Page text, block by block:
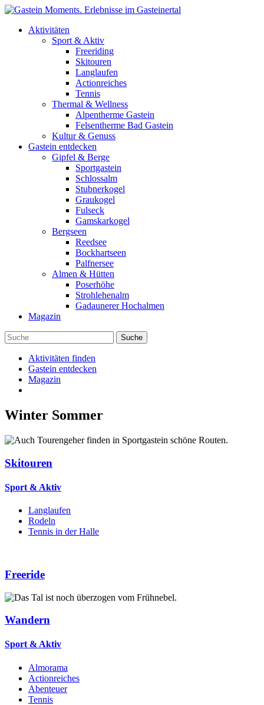
Direkt zum Inhalt
Aktivitäten
Sport & Aktiv
Freeriding
Skitouren
Langlaufen
Actionreiches
Tennis
Thermal & Wellness
Alpentherme Gastein
Felsentherme Bad Gastein
Kultur & Genuss
Gastein entdecken
Gipfel & Berge
Sportgastein
Schlossalm
Stubnerkogel
Graukogel
Fulseck
Gamskarkogel
Bergseen
Reedsee
Bockhartseen
Palfnersee
Almen & Hütten
Poserhöhe
Strohlehenalm
Gadaunerer Hochalmen
Magazin
Aktivitäten finden
Gastein entdecken
Magazin
Winter Sommer
Skitouren
Sport & Aktiv
Langlaufen
Rodeln
Tennis in der Halle
Freeride
Wandern
Sport & Aktiv
Almorama
Actionreiches
Abenteuer
Tennis